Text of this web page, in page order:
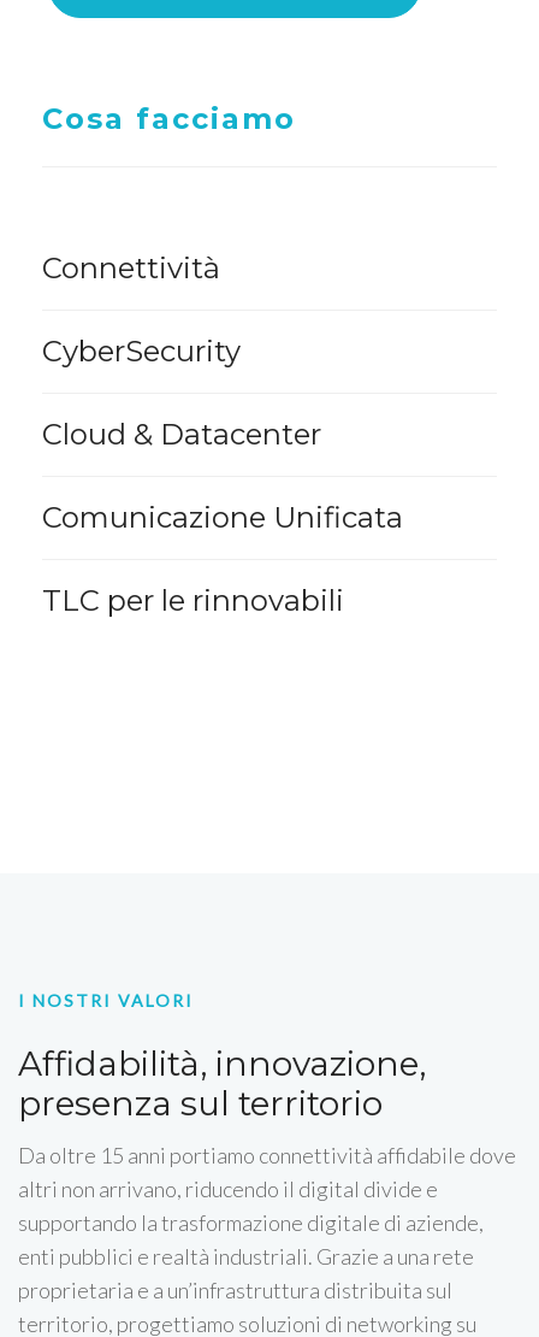
Cosa facciamo
Connettività
CyberSecurity
Cloud & Datacenter
Comunicazione Unificata
TLC per le rinnovabili
I NOSTRI VALORI
Affidabilità, innovazione,
presenza sul territorio
Da oltre 15 anni portiamo connettività affidabile dove
altri non arrivano, riducendo il digital divide e
supportando la trasformazione digitale di aziende,
enti pubblici e realtà industriali. Grazie a una rete
proprietaria e a un’infrastruttura distribuita sul
territorio, progettiamo soluzioni di networking su